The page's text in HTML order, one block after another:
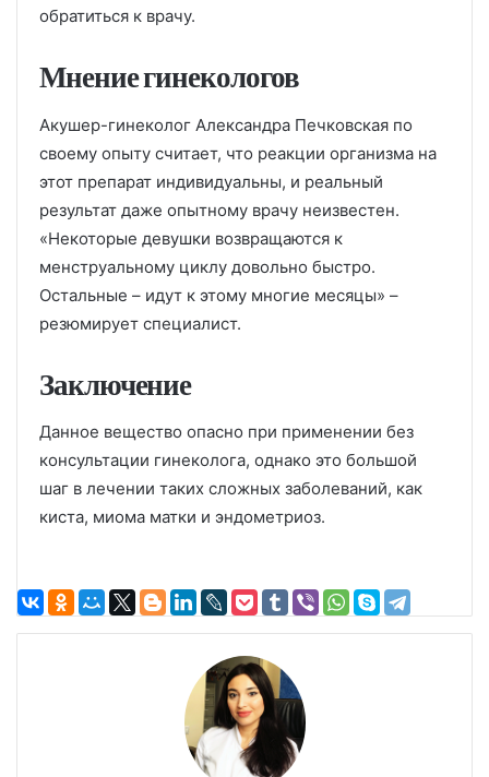
обратиться к врачу.
Мнение гинекологов
Акушер-гинеколог Александра Печковская по
своему опыту считает, что реакции организма на
этот препарат индивидуальны, и реальный
результат даже опытному врачу неизвестен.
«Некоторые девушки возвращаются к
менструальному циклу довольно быстро.
Остальные – идут к этому многие месяцы» –
резюмирует специалист.
Заключение
Данное вещество опасно при применении без
консультации гинеколога, однако это большой
шаг в лечении таких сложных заболеваний, как
киста, миома матки и эндометриоз.